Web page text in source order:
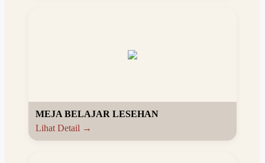
MEJA BELAJAR LESEHAN
Lihat Detail →